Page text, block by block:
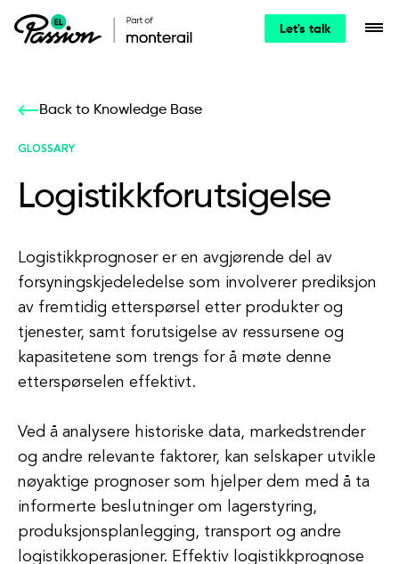
Let's talk
Back to Knowledge Base
GLOSSARY
Logistikkforutsigelse
Logistikkprognoser er en avgjørende del av
forsyningskjedeledelse som involverer prediksjon
av fremtidig etterspørsel etter produkter og
tjenester, samt forutsigelse av ressursene og
kapasitetene som trengs for å møte denne
etterspørselen effektivt.
Ved å analysere historiske data, markedstrender
og andre relevante faktorer, kan selskaper utvikle
nøyaktige prognoser som hjelper dem med å ta
informerte beslutninger om lagerstyring,
produksjonsplanlegging, transport og andre
logistikkoperasjoner. Effektiv logistikkprognose